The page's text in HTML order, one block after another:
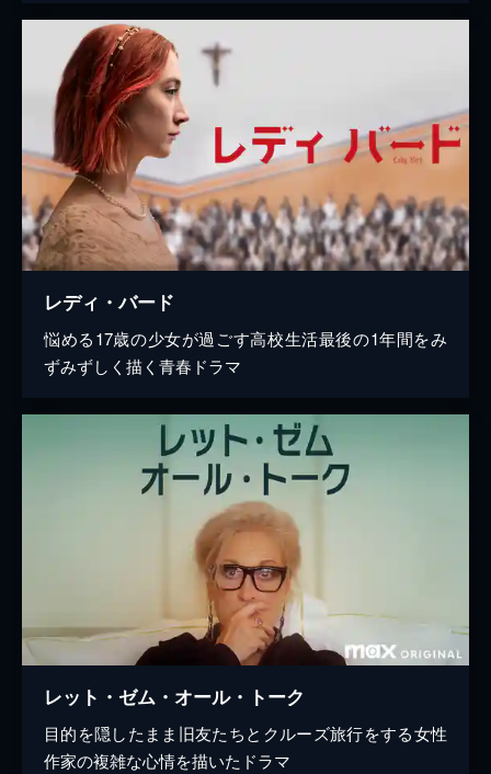
レディ・バード
悩める17歳の少女が過ごす高校生活最後の1年間をみ
ずみずしく描く青春ドラマ
レット・ゼム・オール・トーク
目的を隠したまま旧友たちとクルーズ旅行をする女性
作家の複雑な心情を描いたドラマ